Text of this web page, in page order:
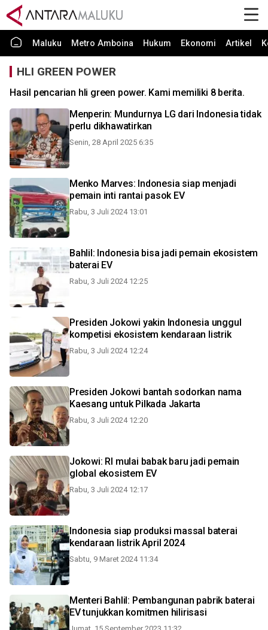
Maluku Metro Amboina Hukum Ekonomi Artikel
HLI GREEN POWER
Hasil pencarian hli green power. Kami memiliki 8 berita.
Menperin: Mundurnya LG dari Indonesia tidak
perlu dikhawatirkan
Senin, 28 April 2025 6:35
Menko Marves: Indonesia siap menjadi
pemain inti rantai pasok EV
Rabu, 3 Juli 2024 13:01
Bahlil: Indonesia bisa jadi pemain ekosistem
baterai EV
Rabu, 3 Juli 2024 12:25
Presiden Jokowi yakin Indonesia unggul
kompetisi ekosistem kendaraan listrik
Rabu, 3 Juli 2024 12:24
Presiden Jokowi bantah sodorkan nama
Kaesang untuk Pilkada Jakarta
Rabu, 3 Juli 2024 12:20
Jokowi: RI mulai babak baru jadi pemain
global ekosistem EV
Rabu, 3 Juli 2024 12:17
Indonesia siap produksi massal baterai
kendaraan listrik April 2024
Sabtu, 9 Maret 2024 11:34
Menteri Bahlil: Pembangunan pabrik baterai
EV tunjukkan komitmen hilirisasi